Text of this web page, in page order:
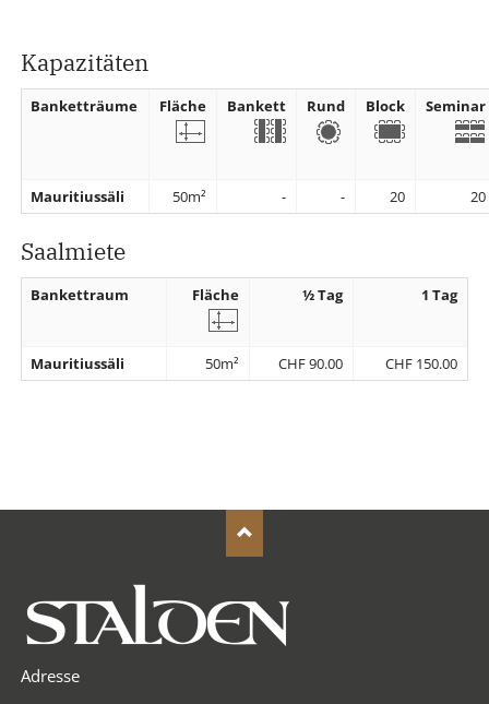
Kapazitäten
Banketträume Fläche Bankett Rund Block Seminar
Mauritiussäli 50m² - - 20 20
Saalmiete
Bankettraum Fläche ½ Tag 1 Tag
Mauritiussäli 50m² CHF 90.00 CHF 150.00
Adresse